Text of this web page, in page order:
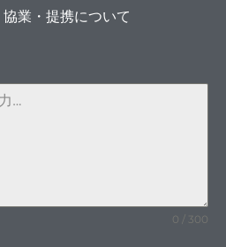
協業・提携について
0 / 300